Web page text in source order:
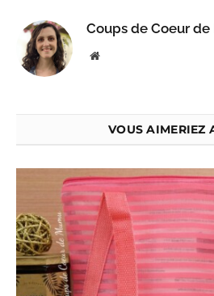
Coups de Coeur
Website
VOUS AIMERIEZ